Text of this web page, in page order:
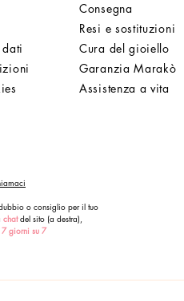
Consegna
Resi e sostituzioni
Cura del gioiello
Garanzia Marakò
Assistenza a vita
o consiglio per il tuo
chatdel sito (a destra),
giorni su 7